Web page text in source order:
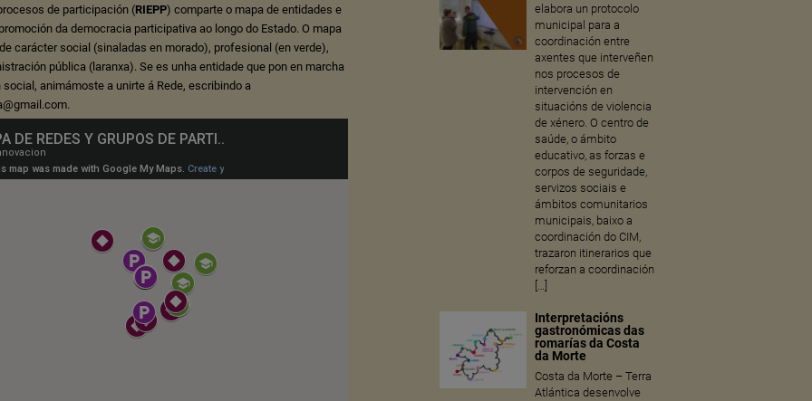
de participación (RIEPP) comparte o mapa de entidades e
da democracia participativa ao longo do Estado. O mapa
carácter social (sinaladas en morado), profesional (en verde),
pública (laranxa). Se es unha entidade que pon en marcha
animámoste a unirte á Rede, escribindo a
elabora un protocolo
municipal para a
coordinación entre
axentes que interveñen
nos procesos de
intervención en
situacións de violencia
de xénero. O centro de
saúde, o ámbito
educativo, as forzas e
corpos de seguridade,
servizos sociais e
ámbitos comunitarios
municipais, baixo a
coordinación do CIM,
trazaron itinerarios que
reforzan a coordinación
[…]
Interpretacións
gastronómicas das
romarías da Costa
da Morte
Costa da Morte – Terra
Atlántica desenvolve